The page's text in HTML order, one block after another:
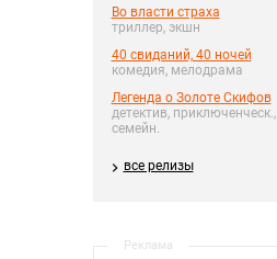
Во власти страха
триллер, экшн
40 свиданий, 40 ночей
комедия, мелодрама
Легенда о Золоте Скифов
детектив, приключенческ.,
семейн.
все релизы
Реклама